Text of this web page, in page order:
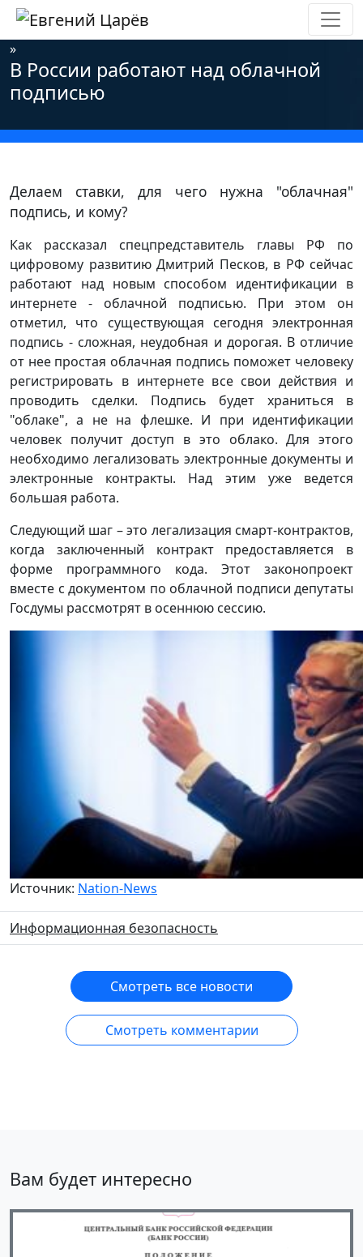
Главная»Новости»Информационная безопасность
»
В России работают над облачной
подписью
Делаем ставки, для чего нужна "облачная"
подпись, и кому?
Как рассказал спецпредставитель главы РФ по
цифровому развитию Дмитрий Песков, в РФ сейчас
работают над новым способом идентификации в
интернете - облачной подписью. При этом он
отметил, что существующая сегодня электронная
подпись - сложная, неудобная и дорогая. В отличие
от нее простая облачная подпись поможет человеку
регистрировать в интернете все свои действия и
проводить сделки. Подпись будет храниться в
"облаке", а не на флешке. И при идентификации
человек получит доступ в это облако. Для этого
необходимо легализовать электронные документы и
электронные контракты. Над этим уже ведется
большая работа.
Следующий шаг – это легализация смарт-контрактов,
когда заключенный контракт предоставляется в
форме программного кода. Этот законопроект
вместе с документом по облачной подписи депутаты
Госдумы рассмотрят в осеннюю сессию.
Источник: Nation-News
Информационная безопасность
Смотреть все новости
Смотреть комментарии
Вам будет интересно